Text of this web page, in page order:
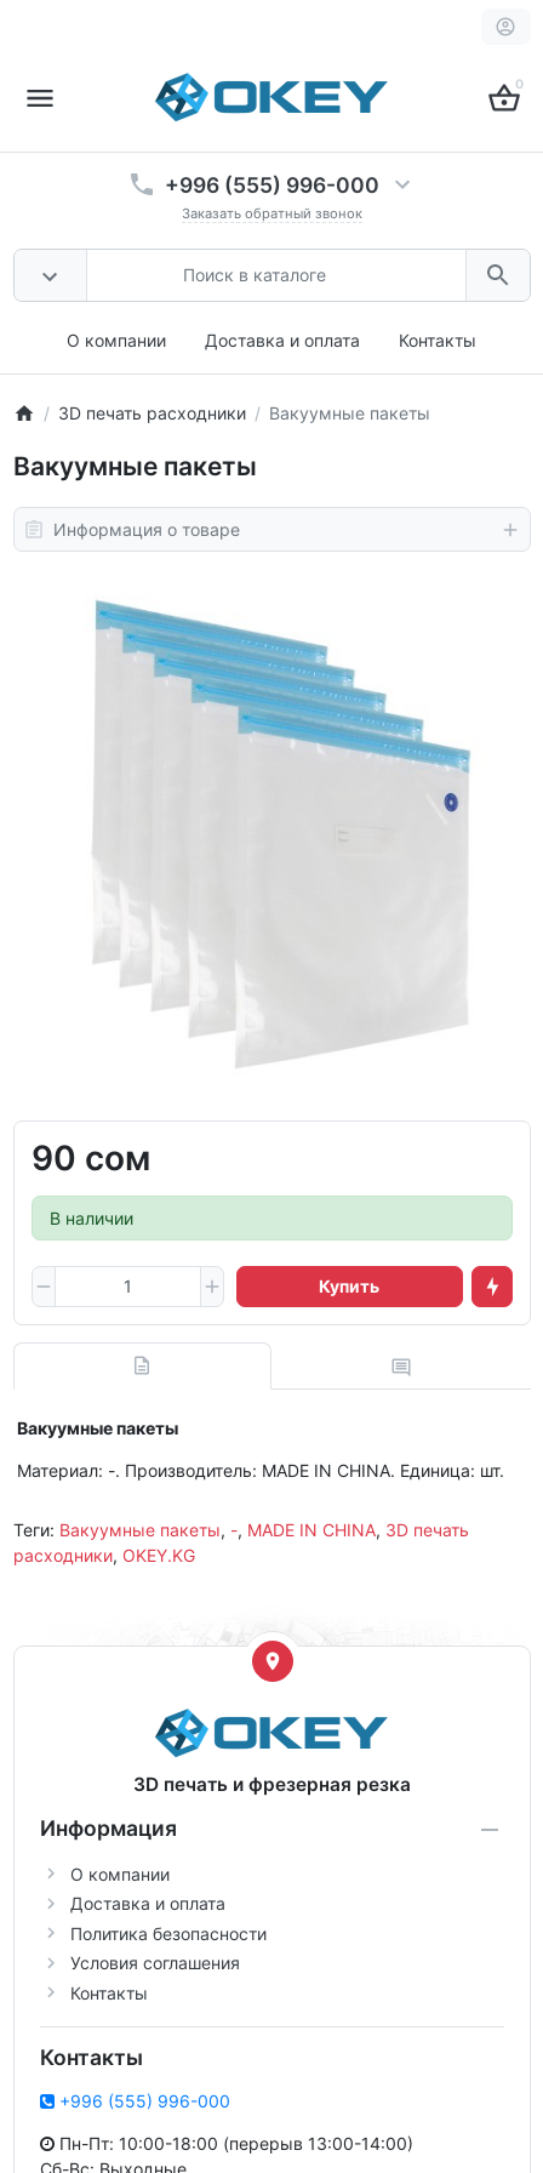
0
+996 (555) 996-000
Заказать обратный звонок
О компании Доставка и оплата Контакты
3D печать расходники Вакуумные пакеты
Вакуумные пакеты
Информация о товаре
90 сом
В наличии
Купить
Вакуумные пакеты
Материал: -. Производитель: MADE IN CHINA. Единица: шт.
Теги: Вакуумные пакеты, -, MADE IN CHINA, 3D печать
расходники, OKEY.KG
3D печать и фрезерная резка
Информация
О компании
Доставка и оплата
Политика безопасности
Условия соглашения
Контакты
Контакты
+996 (555) 996-000
Пн-Пт: 10:00-18:00 (перерыв 13:00-14:00)